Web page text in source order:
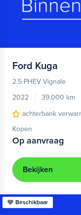
Ford Kuga
2.5 PHEV Vignale
2022
39.000 km
achterbank
Kopen
Op aanvraag
Bekijken
Beschikbaar